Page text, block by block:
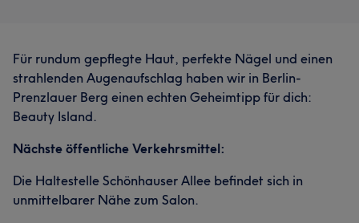
Für rundum gepflegte Haut, perfekte Nägel und einen
strahlenden Augenaufschlag haben wir in Berlin-
Prenzlauer Berg einen echten Geheimtipp für dich:
Beauty Island.
Nächste öffentliche Verkehrsmittel:
Die Haltestelle Schönhauser Allee befindet sich in
unmittelbarer Nähe zum Salon.